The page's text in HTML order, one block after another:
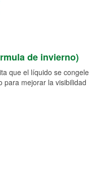
de invierno)
que el líquido se congele
para mejorar la visibilidad